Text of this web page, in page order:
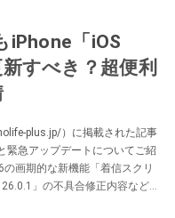
iPhone「iOS
すべき？超便利
plus.jp/）に掲載された記事
緊急アップデートについてご紹
画期的な新機能「着信スクリ
」の不具合修正内容など、